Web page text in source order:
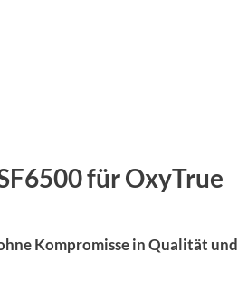
für OxyTrue
Kompromisse in Qualität und